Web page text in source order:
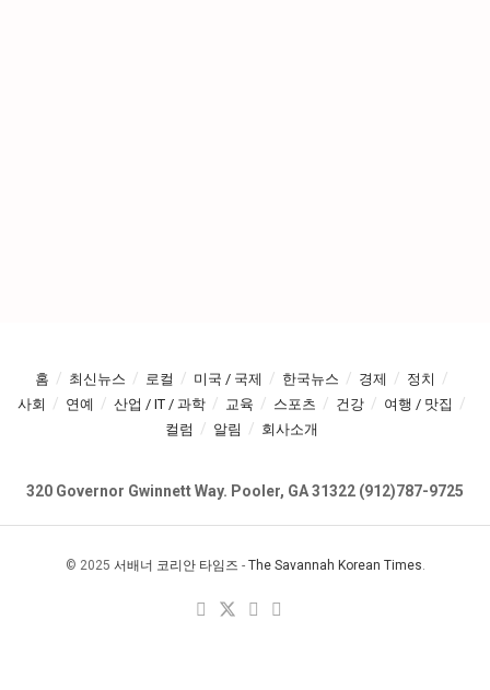
홈 최신뉴스 로컬 미국 / 국제 한국뉴스 경제
정치
사회
연예 산업 / IT / 과학 교육 스포츠 건강
여행 / 맛집
컬럼
알림 회사소개
320 Governor Gwinnett Way. Pooler, GA 31322 (912)787-9725
© 2025 서배너 코리안 타임즈 - The Savannah Korean Times